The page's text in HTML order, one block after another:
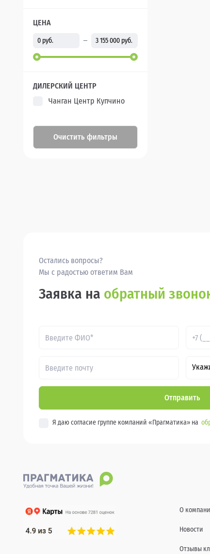
ЦЕНА
ДИЛЕРСКИЙ ЦЕНТР
Чанган Центр Купчино
Очистить фильтры
Остались вопросы?
Мы с радостью ответим Вам
Заявка на обратный
Отправить
Я даю согласие группе компаний «Прагматика» на
О
Новости
Отзывы